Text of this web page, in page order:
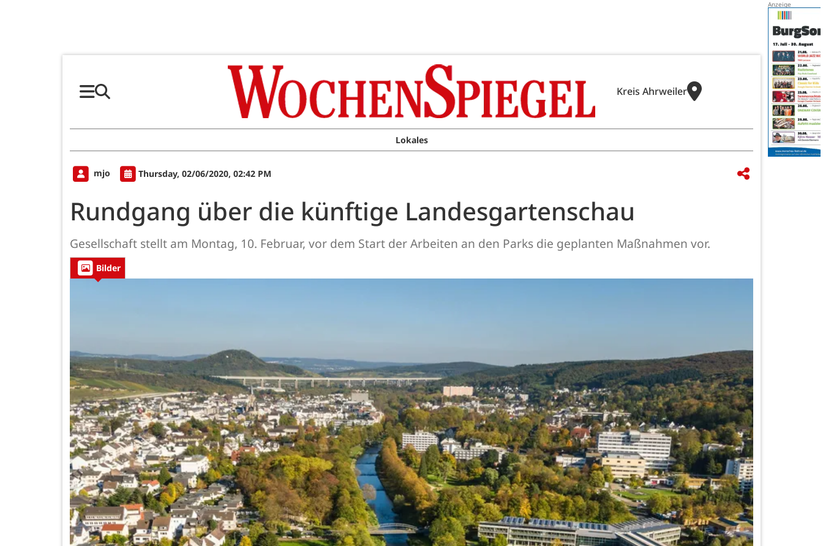
Kreis Ahrweiler
Lokales
mjo Thursday, 02/06/2020, 02:42 PM
Rundgang über die künftige Landesgartenschau
Gesellschaft stellt am Montag, 10. Februar, vor dem Start der Arbeiten an den Parks die geplanten Maßnahmen vor.
Bilder